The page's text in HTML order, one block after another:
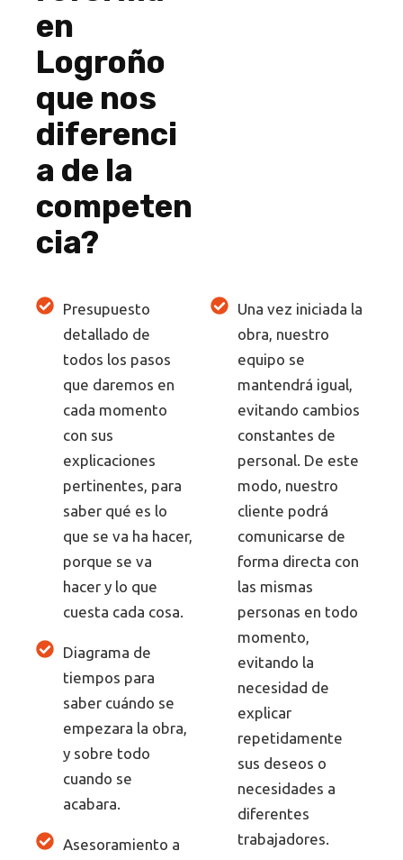
en
Logroño
que nos
diferenci
a de la
competen
cia?
Presupuesto
detallado de
todos los pasos
que daremos en
cada momento
con sus
explicaciones
pertinentes, para
saber qué es lo
que se va ha hacer,
porque se va
hacer y lo que
cuesta cada cosa.
Diagrama de
tiempos para
saber cuándo se
empezara la obra,
y sobre todo
cuando se
acabara.
Asesoramiento a
Una vez iniciada la
obra, nuestro
equipo se
mantendrá igual,
evitando cambios
constantes de
personal. De este
modo, nuestro
cliente podrá
comunicarse de
forma directa con
las mismas
personas en todo
momento,
evitando la
necesidad de
explicar
repetidamente
sus deseos o
necesidades a
diferentes
trabajadores.